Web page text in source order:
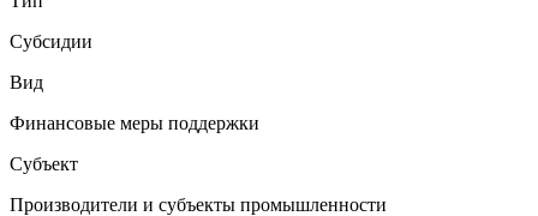
Субсидии
Вид
Финансовые меры поддержки
Субъект
Производители и субъекты промышленности